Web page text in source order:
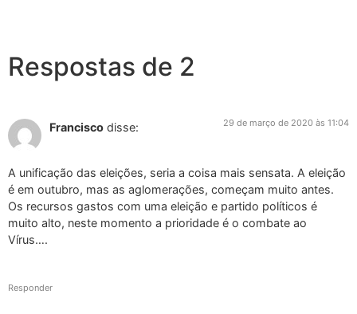
Respostas de 2
Francisco disse: 29 de março de 2020 às 11:04
A unificação das eleições, seria a coisa mais sensata. A eleição
é em outubro, mas as aglomerações, começam muito antes.
Os recursos gastos com uma eleição e partido políticos é
muito alto, neste momento a prioridade é o combate ao
Vírus….
Responder